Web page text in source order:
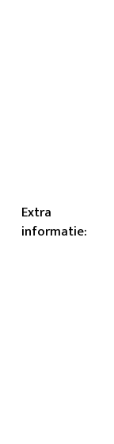
Extra
informatie: